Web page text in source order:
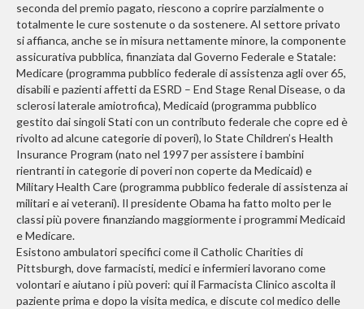
seconda del premio pagato, riescono a coprire parzialmente o
totalmente le cure sostenute o da sostenere. Al settore privato
si affianca, anche se in misura nettamente minore, la componente
assicurativa pubblica, finanziata dal Governo Federale e Statale:
Medicare (programma pubblico federale di assistenza agli over 65,
disabili e pazienti affetti da ESRD – End Stage Renal Disease, o da
sclerosi laterale amiotrofica), Medicaid (programma pubblico
gestito dai singoli Stati con un contributo federale che copre ed è
rivolto ad alcune categorie di poveri), lo State Children’s Health
Insurance Program (nato nel 1997 per assistere i bambini
rientranti in categorie di poveri non coperte da Medicaid) e
Military Health Care (programma pubblico federale di assistenza ai
militari e ai veterani). Il presidente Obama ha fatto molto per le
classi più povere finanziando maggiormente i programmi Medicaid
e Medicare.
Esistono ambulatori specifici come il Catholic Charities di
Pittsburgh, dove farmacisti, medici e infermieri lavorano come
volontari e aiutano i più poveri: qui il Farmacista Clinico ascolta il
paziente prima e dopo la visita medica, e discute col medico delle